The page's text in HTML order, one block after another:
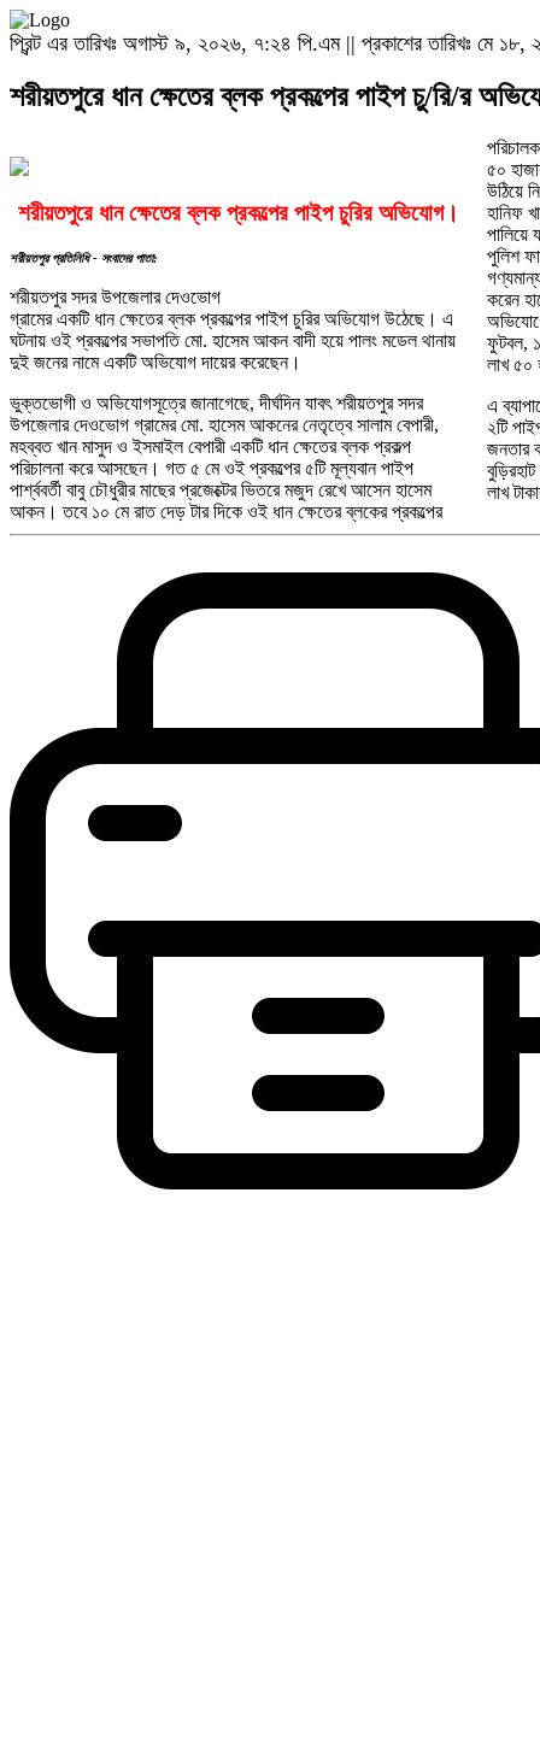
প্রিন্ট এর তারিখঃ অগাস্ট ৯, ২০২৬, ৭:২৪ পি.এম || প্রকাশের তারিখঃ মে
শরীয়তপুরে ধান ক্ষেতের ব্লক প্রকল্পের পাইপ চু/রি/র
শরীয়তপুরে ধান ক্ষেতের ব্লক প্রকল্পের পাইপ চুরির অভিযোগ।
শরীয়তপুর প্রতিনিধি - সংবাদের পাতা:
শরীয়তপুর সদর উপজেলার দেওভোগ
গ্রামের একটি ধান ক্ষেতের ব্লক প্রকল্পের পাইপ চুরির অভিযোগ উঠেছে। এ
ঘটনায় ওই প্রকল্পের সভাপতি মো. হাসেম আকন বাদী হয়ে পালং মডেল থানায়
দুই জনের নামে একটি অভিযোগ দায়ের করেছেন।
ভুক্তভোগী ও অভিযোগসূত্রে জানাগেছে, দীর্ঘদিন যাবৎ শরীয়তপুর সদর
উপজেলার দেওভোগ গ্রামের মো. হাসেম আকনের নেতৃত্বে সালাম বেপারী,
মহব্বত খান মাসুদ ও ইসমাইল বেপারী একটি ধান ক্ষেতের ব্লক প্রকল্প
পরিচালনা করে আসছেন। গত ৫ মে ওই প্রকল্পের ৫টি মূল্যবান পাইপ
পার্শ্ববর্তী বাবু চৌধুরীর মাছের প্রজেক্টের ভিতরে মজুদ রেখে আসেন হাসেম
আকন। তবে ১০ মে রাত দেড় টার দিকে ওই ধান ক্ষেতের ব্লকের প্রকল্পের
৫০
উঠিয়ে
হানিফ
পালিয়ে
পুলিশ
করেন
ফুটবল,
লাখ ৫০
এ
২টি
জনতার
লাখ